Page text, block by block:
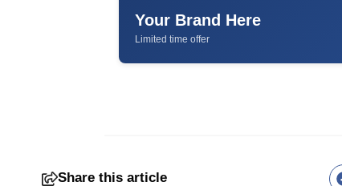
Your Brand Here
Limited time offer
Share this article